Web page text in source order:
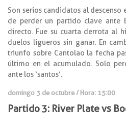
Son serios candidatos al descenso
de perder un partido clave ante
directo. Fue su cuarta derrota al
duelos ligueros sin ganar. En
triunfo sobre Cantolao la fecha
último en el acumulado. Solo
ante los ‘santos’.
domingo 3 de octubre / Hora: 15:00
Partido 3: River Plate vs